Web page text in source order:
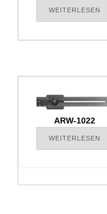
WEITERLESEN
ARW-1022
WEITERLESEN